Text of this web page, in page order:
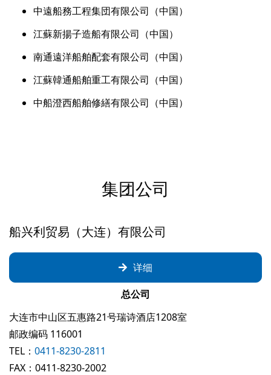
中遠船務工程集団有限公司（中国）
江蘇新揚子造船有限公司（中国）
南通遠洋船舶配套有限公司（中国）
江蘇韓通船舶重工有限公司（中国）
中船澄西船舶修繕有限公司（中国）
集团公司
船兴利贸易（大连）有限公司
详细
总公司
⼤连市中山区五惠路21号瑞诗酒店1208室
邮政编码 116001
TEL： 0411-8230-2811
FAX：0411-8230-2002